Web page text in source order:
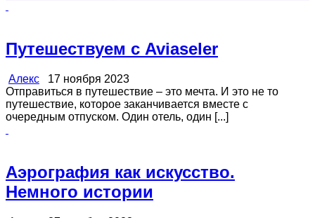
Путешествуем с Aviaseler
Алекс 17 ноября 2023
Отправиться в путешествие – это мечта. И это не то
путешествие, которое заканчивается вместе с
очередным отпуском. Один отель, один [...]
Аэрография как искусство.
Немного истории